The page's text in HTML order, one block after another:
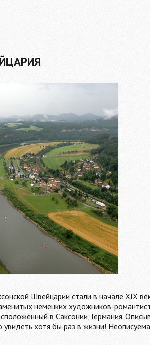
Швейцарии стали в начале XIX
немецких художников-
в Саксонии, Германия.
хотя бы раз в жизни!